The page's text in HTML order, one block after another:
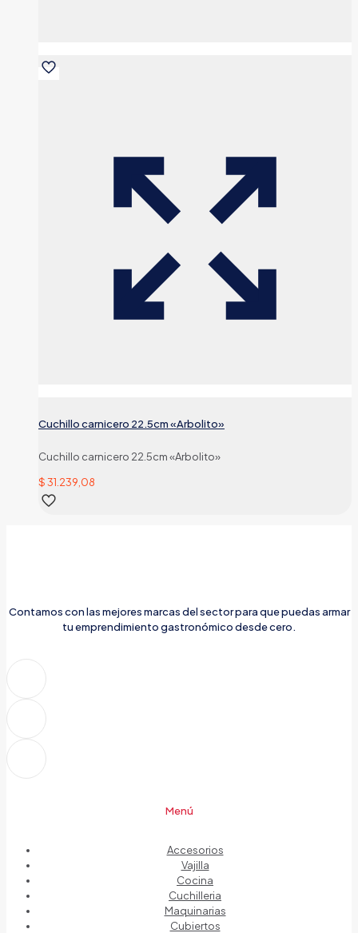
Cuchillo carnicero 22.5cm «Arbolito»
Cuchillo carnicero 22.5cm «Arbolito»
$31.239,08
Contamos con las mejores marcas del sector para que puedas armar
tu emprendimiento gastronómico desde cero.
Menú
Accesorios
Vajilla
Cocina
Cuchilleria
Maquinarias
Cubiertos